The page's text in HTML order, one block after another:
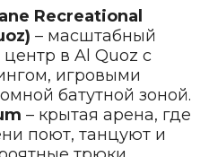
Recreational
– масштабный
в Al Quoz с
игровыми
батутной зоной.
– крытая арена, где
поют, танцуют и